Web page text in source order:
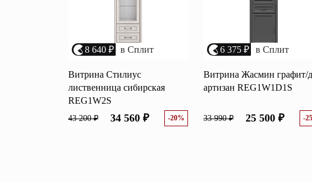
8 640 ₽ в Сплит
Витрина Стилиус
лиственница сибирская
REG1W2S
43 200 ₽ 34 560 ₽ -20%
6 375 ₽ в Сплит
Витрина Жасмин графит/
артизан REG1W1D1S
33 990 ₽ 25 500 ₽ -